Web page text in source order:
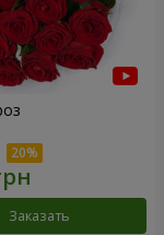
Заказать